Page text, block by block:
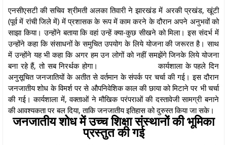
एनसीएसटी की सचिव श्रीमती अलका तिवारी ने झारखंड में अरकी प्रखंड, खूंटी
(पूर्व में रांची जिले में) में प्रशासक के रूप में काम करने के दौरान अपने अनुभवों को
साझा किया। उन्होंने बताया कि वहां उन्हें क्या-कुछ सीखने को मिला। इस संदर्भ में
उन्होंने कहा कि संसाधनों के समुचित उपयोग के लिये योजना की जरूरत है। साथ
में उन्होंने यह भी कहा कि अगर हम उन लोगों को नहीं समझेंगे जिनके लिये योजना
बना रहे हैं, तो सब निरर्थक होगा।
कार्यशाला के पहले दिन
अनुसूचित जनजातियों के अतीत से वर्तमान के संपर्क पर चर्चा की गई। इस दौरान
जनजातीय शोध के विमर्श पर से औपनिवेशिक काल की छाया को मिटाने पर भी चर्चा
की गई। कार्यशाला में, वक्ताओं ने मौखिक परंपराओं की दस्तावेजी सामग्री बनाने
की आवश्यकता पर बल दिया, ताकि जनजातीय इतिहास को दुरुस्त किया जा सके।
जनजातीय शोध में उच्च शिक्षा संस्थानों की भूमिका
प्रस्तुत की गई